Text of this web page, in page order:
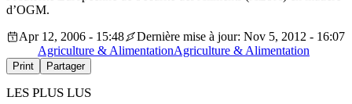
d’OGM.
Apr 12, 2006 - 15:48
Dernière mise à jour: Nov 5, 2012 - 16:07
Agriculture & AlimentationAgriculture & Alimentation
Print Partager
LES PLUS LUS